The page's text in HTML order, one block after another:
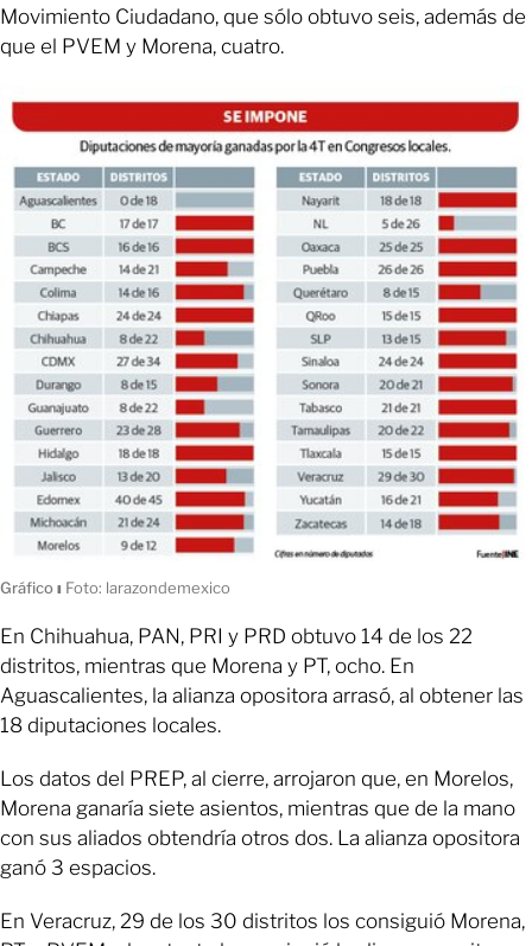
Movimiento Ciudadano, que sólo obtuvo seis, además de
que el PVEM y Morena, cuatro.
Gráficoı Foto: larazondemexico
En Chihuahua, PAN, PRI y PRD obtuvo 14 de los 22
distritos, mientras que Morena y PT, ocho. En
Aguascalientes, la alianza opositora arrasó, al obtener las
18 diputaciones locales.
Los datos del PREP, al cierre, arrojaron que, en Morelos,
Morena ganaría siete asientos, mientras que de la mano
con sus aliados obtendría otros dos. La alianza opositora
ganó 3 espacios.
En Veracruz, 29 de los 30 distritos los consiguió Morena,